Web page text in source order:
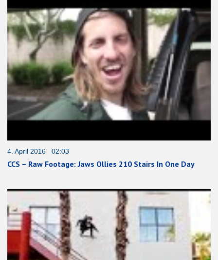
4. April 2016 02:03
CCS – Raw Footage: Jaws Ollies 210 Stairs In One Day